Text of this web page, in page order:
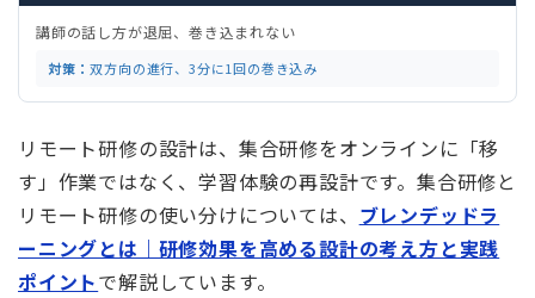
講師の話し方が退屈、巻き込まれない
対策：双方向の進行、3分に1回の巻き込み
リモート研修の設計は、集合研修をオンラインに「移
す」作業ではなく、学習体験の再設計です。集合研修と
リモート研修の使い分けについては、 ブレンデッドラ
ーニングとは｜研修効果を高める設計の考え方と実践
ポイントで解説しています。